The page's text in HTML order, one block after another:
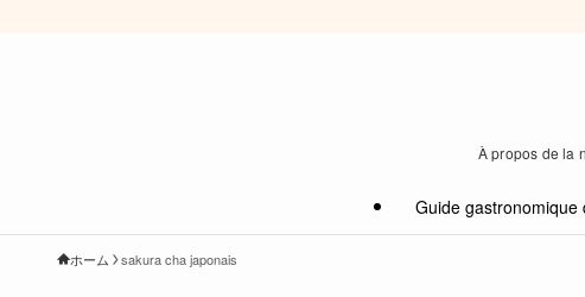
À propos de la
Guide gastronomique
ホーム sakura cha japonais